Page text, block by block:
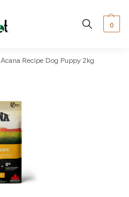
0
Acana Recipe Dog Puppy 2kg